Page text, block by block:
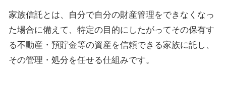
家族信託とは、自分で自分の財産管理をできなくなっ
た場合に備えて、特定の目的にしたがってその保有す
る不動産・預貯金等の資産を信頼できる家族に託し、
その管理・処分を任せる仕組みです。